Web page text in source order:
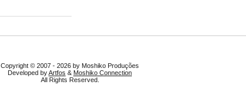
Copyright © 2007 - 2026 by Moshiko Produções
Developed byArtfos & Moshiko Connection
All Rights Reserved.